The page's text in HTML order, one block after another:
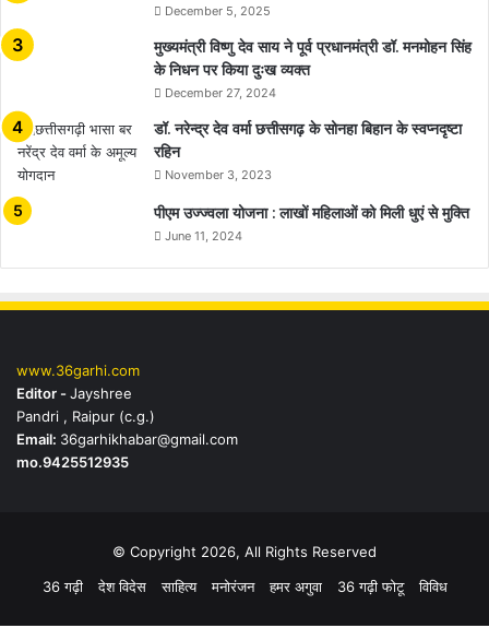
December 5, 2025
मुख्यमंत्री विष्णु देव साय ने पूर्व प्रधानमंत्री डॉ. मनमोहन सिंह
के निधन पर किया दुःख व्यक्त
December 27, 2024
डॉ. नरेन्द्र देव वर्मा छत्तीसगढ़ के सोनहा बिहान के स्वप्नदृष्टा
रहिन
November 3, 2023
पीएम उज्ज्वला योजना : लाखों महिलाओं को मिली धुएं से मुक्ति
June 11, 2024
www.36garhi.com
Editor -Jayshree
Pandri , Raipur (c.g.)
Email: 36garhikhabar@gmail.com
mo.9425512935
© Copyright 2026, All Rights Reserved
36 गढ़ी
देश विदेस साहित्य मनोरंजन हमर अगुवा 36 गढ़ी फोटू विविध